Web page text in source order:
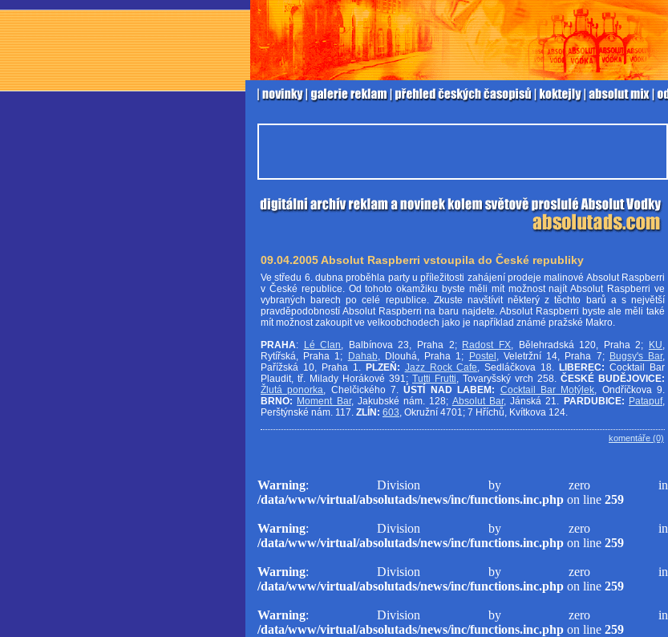
09.04.2005 Absolut Raspberri vstoupila do České republiky
Ve středu 6. dubna proběhla party u příležitosti zahájení prodeje malinové Absolut Raspberri
v České republice. Od tohoto okamžiku byste měli mít možnost najít Absolut Raspberri ve
vybraných barech po celé republice. Zkuste navštívit některý z těchto barů a s největší
pravděpodobností Absolut Raspberri na baru najdete. Absolut Raspberri byste ale měli také
mít možnost zakoupit ve velkoobchodech jako je například známé pražské Makro.
PRAHA: Lé Clan, Balbínova 23, Praha 2; Radost FX, Bělehradská 120, Praha 2; KU,
Rytířská, Praha 1;
Dahab, Dlouhá, Praha 1; Postel , Veletržní 14, Praha 7; Bugsy's Bar,
Pařížská 10, Praha 1. PLZEŇ: Jazz Rock Cafe, Sedláčkova 18. LIBEREC: Cocktail Bar
Plaudit, tř. Milady Horákové 391; Tutti Frutti, Tovaryšský vrch 258. ČESKÉ BUDĚJOVICE:
Žlutá ponorka, Chelčického 7.ÚSTÍ NAD LABEM: Cocktail Bar Motýlek, Ondříčkova 9.
BRNO: Moment Bar, Jakubské nám. 128; Absolut Bar, Jánská 21. PARDUBICE: Patapuf,
Perštýnské nám. 117. ZLÍN: 603, Okružní 4701; 7 Hříchů, Kvítkova 124.
komentáře (0)
Warning: Division by zero in
/data/www/virtual/absolutads/news/inc/functions.inc.php on line 259
Warning: Division by zero in
/data/www/virtual/absolutads/news/inc/functions.inc.php on line 259
Warning: Division by zero in
/data/www/virtual/absolutads/news/inc/functions.inc.php on line 259
Warning: Division by zero in
/data/www/virtual/absolutads/news/inc/functions.inc.php on line 259